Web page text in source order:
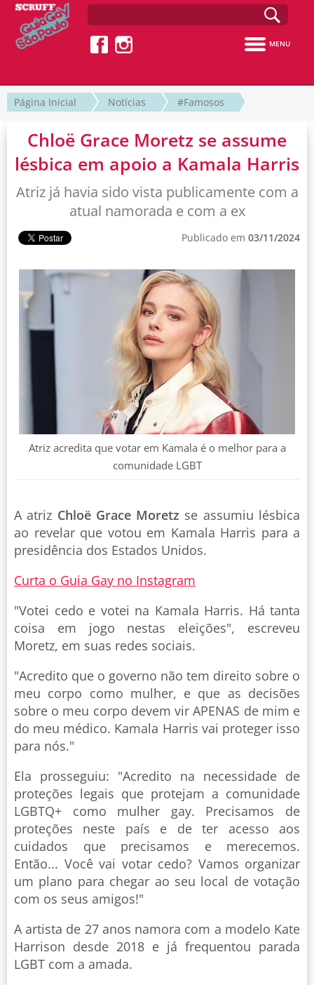
MENU
Página Inicial Notícias #Famosos
Chloë Grace Moretz se assume
lésbica em apoio a Kamala Harris
Atriz já havia sido vista publicamente com a
atual namorada e com a ex
Publicado em 03/11/2024
Atriz acredita que votar em Kamala é o melhor para a
comunidade LGBT
A atriz Chloë Grace Moretz se assumiu lésbica
ao revelar que votou em Kamala Harris para a
presidência dos Estados Unidos.
Curta o Guia Gay no Instagram
"Votei cedo e votei na Kamala Harris. Há tanta
coisa em jogo nestas eleições", escreveu
Moretz, em suas redes sociais.
"Acredito que o governo não tem direito sobre o
meu corpo como mulher, e que as decisões
sobre o meu corpo devem vir APENAS de mim e
do meu médico. Kamala Harris vai proteger isso
para nós."
Ela prosseguiu: "Acredito na necessidade de
proteções legais que protejam a comunidade
LGBTQ+ como mulher gay. Precisamos de
proteções neste país e de ter acesso aos
cuidados que precisamos e merecemos.
Então... Você vai votar cedo? Vamos organizar
um plano para chegar ao seu local de votação
com os seus amigos!"
A artista de 27 anos namora com a modelo Kate
Harrison desde 2018 e já frequentou parada
LGBT com a amada.